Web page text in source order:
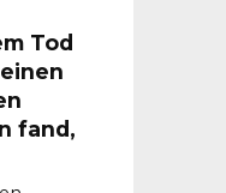
Tod
fand,